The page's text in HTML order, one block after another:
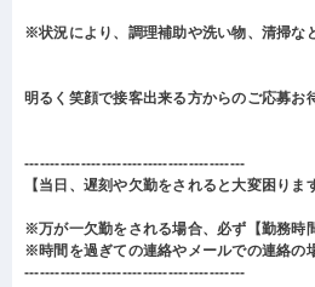
※状況により、調理補助や洗い物、清掃な
明るく笑顔で接客出来る方からのご応募お
-------------------------------------------
【当日、遅刻や欠勤をされると大変困り
※万が一欠勤をされる場合、必ず【勤務時
※時間を過ぎての連絡やメールでの連絡の
-------------------------------------------